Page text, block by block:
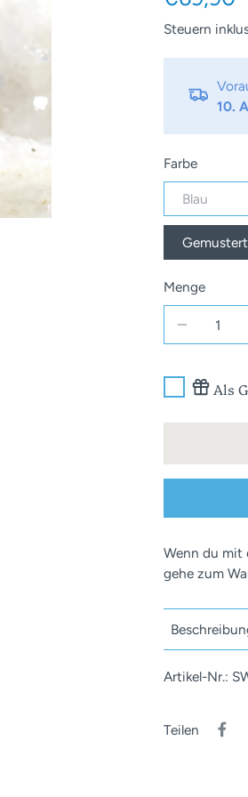
Steuern
10.
Farbe
Blau
Gemustert
Menge
Als
Wenn du mit
gehe zum
Artikel-Nr.:
Teilen